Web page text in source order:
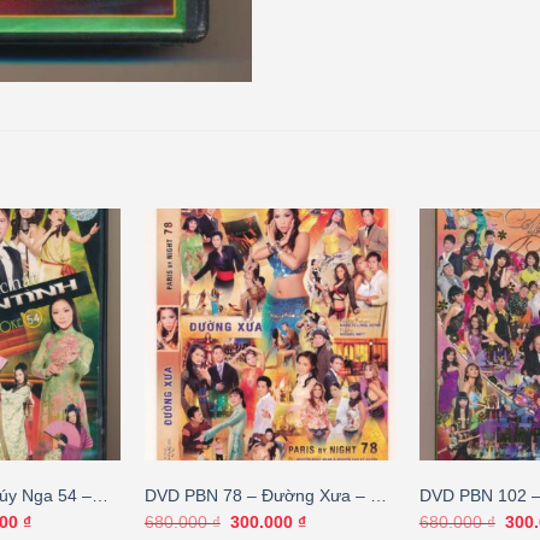
Nga 54 –
₫Giá
DVD PBN 78 – Đường Xưa – Với
Những Dòng Nhạc Của Quốc
680.000₫ Giá
300.000 ₫Giá
DVD PBN 102
Phương –
680.000₫ Giá